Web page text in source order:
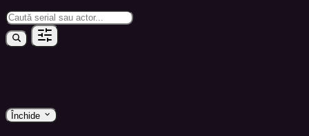
Închide keyboard_arrow_down